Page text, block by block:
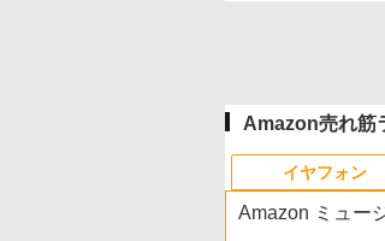
Amazon売れ筋
イヤフォン
Amazon ミュー